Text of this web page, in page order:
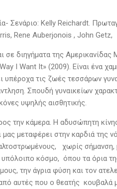
Σενάριο: Kelly Reichardt.
Rene Auberjonois , John Getz,
διηγήματα της
I Want It» (2009). Είναι ένα
υπέροχα τις ζωές τεσσάρων
Σπουδή γυναικείων
υψηλής αισθητικής.
την κάμερα. Η αδυσώπητη
μεταφέρει στην καρδιά της
χωρίς σήμανση,
κόσμο, όπου τα όρια της
την άγρια φύση και τον
αυτές που ο θεατής